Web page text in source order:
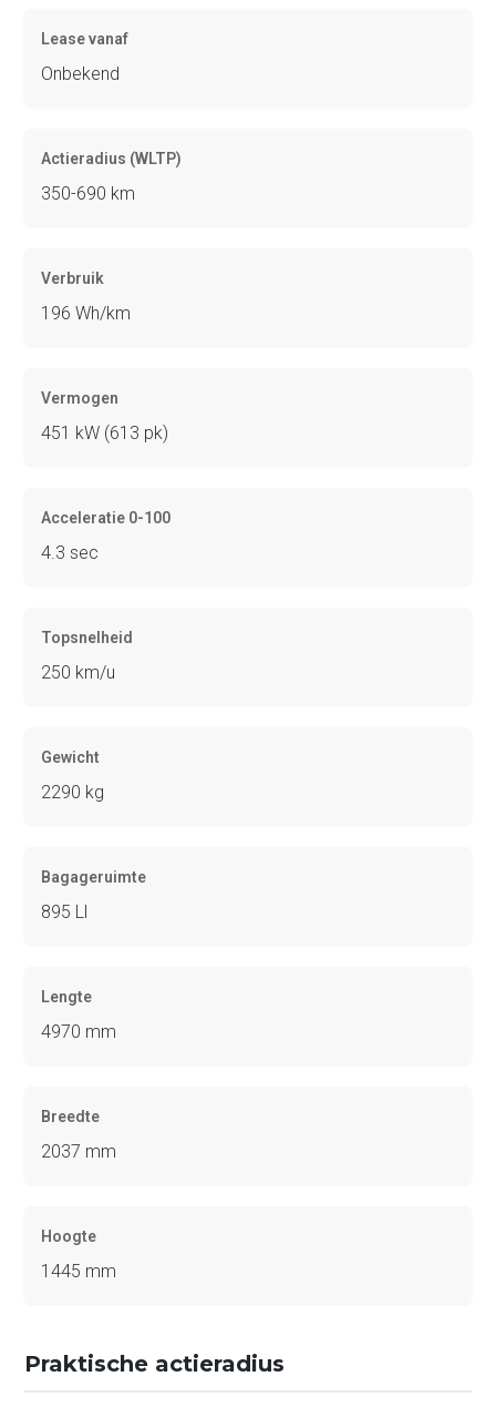
Lease vanaf
Onbekend
Actieradius (WLTP)
350-690 km
Verbruik
196 Wh/km
Vermogen
451 kW (613 pk)
Acceleratie 0-100
4.3 sec
Topsnelheid
250 km/u
Gewicht
2290 kg
Bagageruimte
895 Ll
Lengte
4970 mm
Breedte
2037 mm
Hoogte
1445 mm
Praktische actieradius